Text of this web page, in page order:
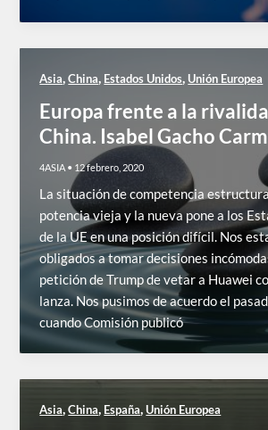
Asia,China, Estados Unidos,Unión Europea
Europa frente a la
China. Isabel Gacho
4ASIA • 12 febrero, 2020
La situación de competencia
potencia vieja y la nueva pone a los
de la UE en una posición difícil. Nos
obligados a tomar decisiones
petición de Trump de vetar a Huawei
lanza. Nos pusimos de acuerdo el
cuando Comisión publicó
Asia,China, España,Unión Europea